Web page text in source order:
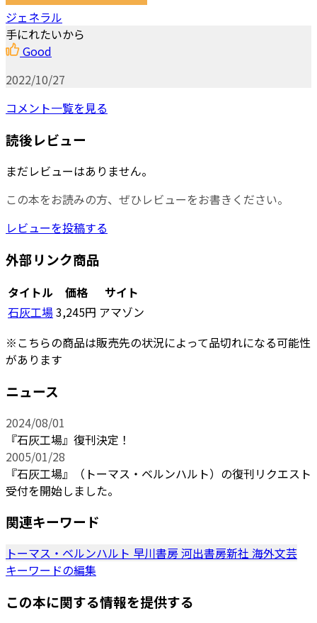
ジェネラル
手にれたいから
Good
2022/10/27
コメント一覧を見る
読後レビュー
まだレビューはありません。
この本をお読みの方、ぜひレビューをお書きください。
レビューを投稿する
外部リンク商品
タイトル 価格
サイト
石灰工場 3,245円 アマゾン
※こちらの商品は販売先の状況によって品切れになる可能性
があります
ニュース
2024/08/01
『石灰工場』復刊決定！
2005/01/28
『石灰工場』（トーマス・ベルンハルト）の復刊リクエスト
受付を開始しました。
関連キーワード
トーマス・ベルンハルト 早川書房河出書房新社 海外文芸
キーワードの編集
この本に関する情報を提供する